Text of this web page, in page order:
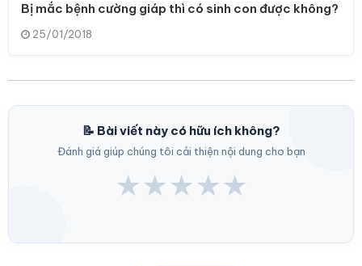
Bị mắc bệnh cường giáp thì có sinh con được không?
25/01/2018
📝 Bài viết này có hữu ích không?
Đánh giá giúp chúng tôi cải thiện nội dung cho bạn
★★★★★